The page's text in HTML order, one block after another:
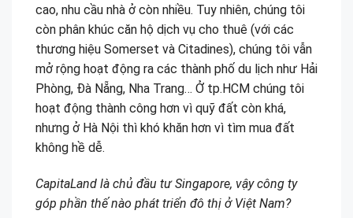
cao, nhu cầu nhà ở còn nhiều. Tuy nhiên, chúng tôi
còn phân khúc căn hộ dịch vụ cho thuê (với các
thương hiệu Somerset và Citadines), chúng tôi vẫn
mở rộng hoạt động ra các thành phố du lịch như Hải
Phòng, Đà Nẵng, Nha Trang… Ở tp.HCM chúng tôi
hoạt động thành công hơn vì quỹ đất còn khá,
nhưng ở Hà Nội thì khó khăn hơn vì tìm mua đất
không hề dễ.
CapitaLand là chủ đầu tư Singapore, vậy công ty
góp phần thế nào phát triển đô thị ở Việt Nam?